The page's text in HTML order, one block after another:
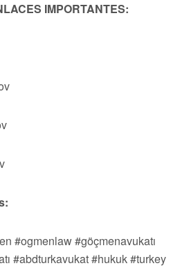
IMPORTANTES:
#ogmenlaw #göçmenavukatı
#abdturkavukat #hukuk #turkey